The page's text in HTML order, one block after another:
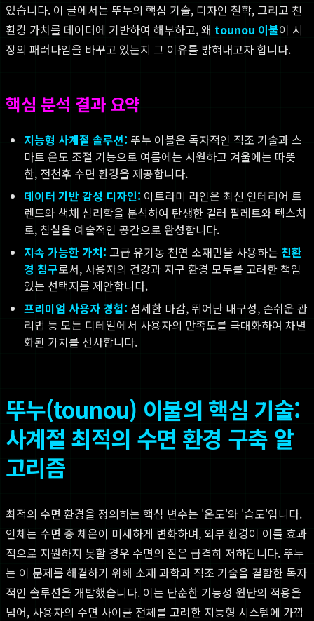
있습니다. 이 글에서는 뚜누의 핵심 기술, 디자인 철학, 그리고 친
환경 가치를 데이터에 기반하여 해부하고, 왜 tounou 이불이 시
장의 패러다임을 바꾸고 있는지 그 이유를 밝혀내고자 합니다.
핵심 분석 결과 요약
지능형 사계절 솔루션: 뚜누 이불은 독자적인 직조 기술과 스
마트 온도 조절 기능으로 여름에는 시원하고 겨울에는 따뜻
한, 전천후 수면 환경을 제공합니다.
데이터 기반 감성 디자인: 아트라미 라인은 최신 인테리어 트
렌드와 색채 심리학을 분석하여 탄생한 컬러 팔레트와 텍스처
로, 침실을 예술적인 공간으로 완성합니다.
지속 가능한 가치: 고급 유기농 천연 소재만을 사용하는 친환
경 침구로서, 사용자의 건강과 지구 환경 모두를 고려한 책임
있는 선택지를 제안합니다.
프리미엄 사용자 경험: 섬세한 마감, 뛰어난 내구성, 손쉬운 관
리법 등 모든 디테일에서 사용자의 만족도를 극대화하여 차별
화된 가치를 선사합니다.
뚜누(tounou) 이불의 핵심 기술:
사계절 최적의 수면 환경 구축 알
고리즘
최적의 수면 환경을 정의하는 핵심 변수는 '온도'와 '습도'입니다.
인체는 수면 중 체온이 미세하게 변화하며, 외부 환경이 이를 효과
적으로 지원하지 못할 경우 수면의 질은 급격히 저하됩니다. 뚜누
는 이 문제를 해결하기 위해 소재 과학과 직조 기술을 결합한 독자
적인 솔루션을 개발했습니다. 이는 단순한 기능성 원단의 적용을
넘어, 사용자의 수면 사이클 전체를 고려한 지능형 시스템에 가깝